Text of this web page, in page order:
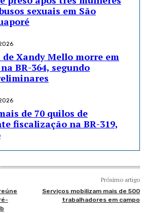
sexuais em São
de Xandy Mello morre em
BR-364, segundo
de 70 quilos de
fiscalização na BR-319,
Próximo artigo
Serviços mobilizam mais de 500
trabalhadores em campo